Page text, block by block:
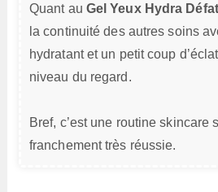
Quant au Gel Yeux Hydra
la continuité des autres soins
hydratant et un petit coup
niveau du regard.
Bref, c’est une routine skincare
franchement très réussie.